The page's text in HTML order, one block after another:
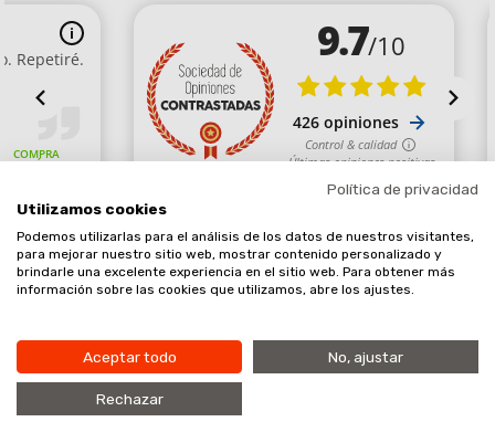
Comerciante aprobado por la Sociedad de Opiniones Contrastadas,
haga clic aquí para mostrar el certificado.
Copyright © 2020. Planet EPI SL, todos los derechos reservados.
Política de privacidad
Utilizamos cookies
Podemos utilizarlas para el análisis de los datos de nuestros visitantes,
para mejorar nuestro sitio web, mostrar contenido personalizado y
brindarle una excelente experiencia en el sitio web. Para obtener más
información sobre las cookies que utilizamos, abre los ajustes.
Aceptar todo No, ajustar
Rechazar